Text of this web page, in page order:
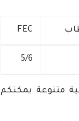
FEC
5/6
متنوعة يمكنكم